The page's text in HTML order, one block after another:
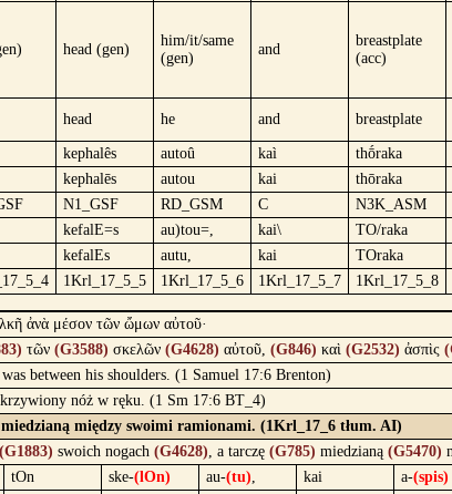
head (gen)
him/it/same
(gen)
and
breastplate
(acc)
head he and breastplate
kephalês autoû kaì thṓraka
kephalēs autou kai thōraka
N1_GSF RD_GSM C N3K_ASM
kefalE=s au)tou=, kai\ TO/raka
kefalEs autu, kai TOraka
1Krl_17_5_5 1Krl_17_5_6 1Krl_17_5_7 1Krl_17_5_8
ἀνὰ μέσον τῶν ὤμων αὐτοῦ·
τῶν (G3588) σκελῶν (G4628) αὐτοῦ, (G846) καὶ (G2532) ἀσπὶς
between his shoulders. (1 Samuel 17:6 Brenton)
nóż w ręku. (1 Sm 17:6 BT_4)
między swoimi ramionami. (1Krl_17_6 tłum. AI)
(G1883) swoich nogach (G4628), a tarczę (G785) miedzianą (G5470)
tOn ske-(lOn) au-(tu), kai a-(spis)